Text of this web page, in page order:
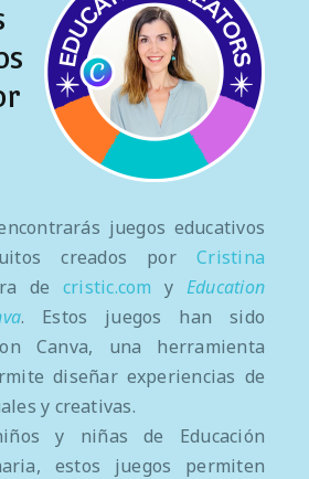
juegos educativos
creados porCristina
de cristic.com y Education
. Estos juegos han sido
Canva, una herramienta
diseñar experiencias de
y creativas.
y niñas de Educación
estos juegos permiten